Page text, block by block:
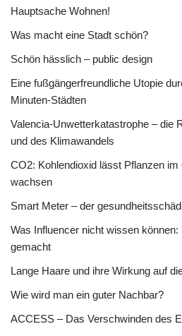
Hauptsache Wohnen!
Was macht eine Stadt schön?
Schön hässlich – public design
Eine fußgängerfreundliche Utopie
Minuten-Städten
Valencia-Unwetterkatastrophe – die
und des Klimawandels
CO2: Kohlendioxid lässt Pflanzen
wachsen
Smart Meter – der
Was Influencer nicht wissen
gemacht
Lange Haare und ihre Wirkung auf
Wie wird man ein guter Nachbar?
ACCESS – Das Verschwinden des